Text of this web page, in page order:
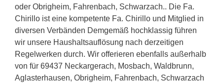
oder Obrigheim, Fahrenbach, Schwarzach.. Die Fa.
Chirillo ist eine kompetente Fa. Chirillo und Mitglied in
diversen Verbänden Demgemäß hochklassig führen
wir unsere Haushaltsauflösung nach derzeitigen
Regelwerken durch. Wir offerieren ebenfalls außerhalb
von für 69437 Neckargerach, Mosbach, Waldbrunn,
Aglasterhausen, Obrigheim, Fahrenbach, Schwarzach